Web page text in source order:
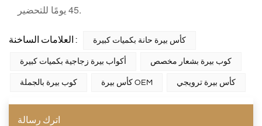
45 يومًا للتحضير.
العلامات الساخنة : كأس بيرة حانة بكميات كبيرة
أكواب بيرة زجاجية بكميات كبيرة كوب بيرة بشعار مخصص
كوب بيرة بالجملة كأس بيرة OEM كأس بيرة ترويجي
اترك رسالة